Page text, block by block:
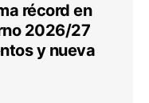
récord en
2026/27
y nueva